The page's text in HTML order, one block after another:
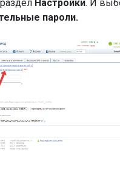
Настройки. И
пароли.